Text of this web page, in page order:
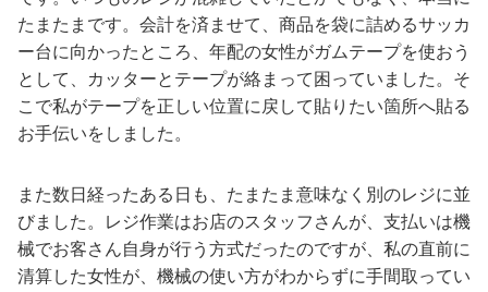
たまたまです。会計を済ませて、商品を袋に詰めるサッカ
ー台に向かったところ、年配の女性がガムテープを使おう
として、カッターとテープが絡まって困っていました。そ
こで私がテープを正しい位置に戻して貼りたい箇所へ貼る
お手伝いをしました。
また数日経ったある日も、たまたま意味なく別のレジに並
びました。レジ作業はお店のスタッフさんが、支払いは機
械でお客さん自身が行う方式だったのですが、私の直前に
清算した女性が、機械の使い方がわからずに手間取ってい